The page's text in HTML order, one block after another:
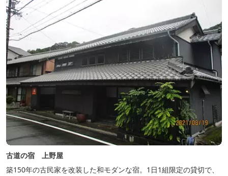
古道の宿 上野屋
築150年の古民家を改装した和モダンな宿。1日1組限定の貸切で、